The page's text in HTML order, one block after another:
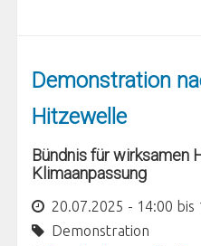
Demonstration
Hitzewelle
Bündnis für wirksamen
Klimaanpassung
20.07.2025 - 14:00 bis
Demonstration